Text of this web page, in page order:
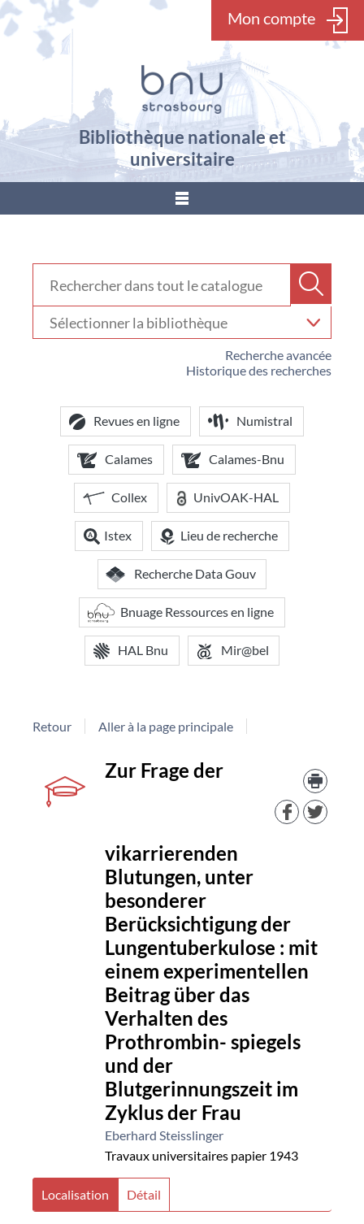
Mon compte
Bibliothèque nationale et
universitaire
???
Recherche avancée
Historique des recherches
votre
bibliothèque
Revues en ligne Numistral
Calames Calames-Bnu
Collex UnivOAK-HAL
Istex Lieu de recherche
Recherche Data Gouv
Bnuage Ressources en ligne
HAL Bnu Mir@bel
Retour Aller à la page principale
Détail
document
Zur Frage der
vikarrierenden
Blutungen, unter
besonderer
Berücksichtigung der
Lungentuberkulose : mit
einem experimentellen
Beitrag über das
Verhalten des
Prothrombin- spiegels
und der
Blutgerinnungszeit im
Zyklus der Frau
Eberhard Steisslinger
Travaux universitaires papier 1943
Localisation Détail